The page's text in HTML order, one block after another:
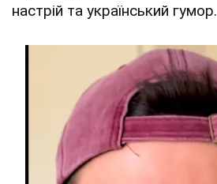
настрій та український гумор.